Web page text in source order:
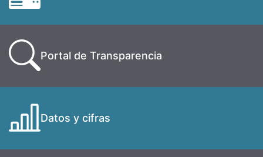
Portal de Transparencia
Datos y cifras